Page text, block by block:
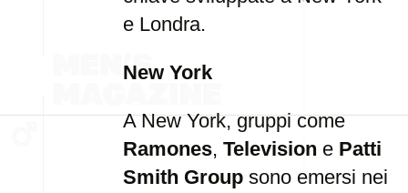
e Londra.
New York
A New York, gruppi come
Ramones, Television e Patti
Smith Group sono emersi nei